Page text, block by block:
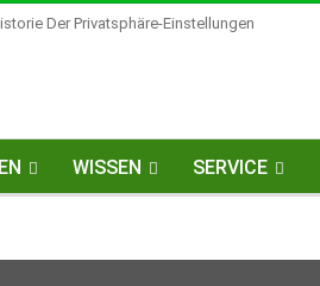
Der Privatsphäre-Einstellungen
WISSEN SERVICE